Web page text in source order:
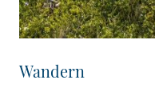
Wandern